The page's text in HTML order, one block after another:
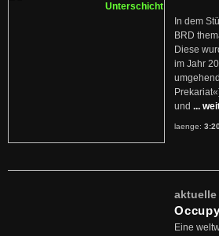
In dem
BRD
Diese
im Jahr
und ...
laenge:
aktuelle
Occupy
Eine